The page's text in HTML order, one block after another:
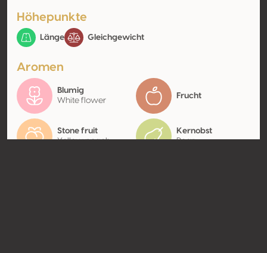
Höhepunkte
Länge Gleichgewicht
Aromen
Blumig
White flower
Frucht
Stone fruit
Yellow peach
Kernobst
Pear